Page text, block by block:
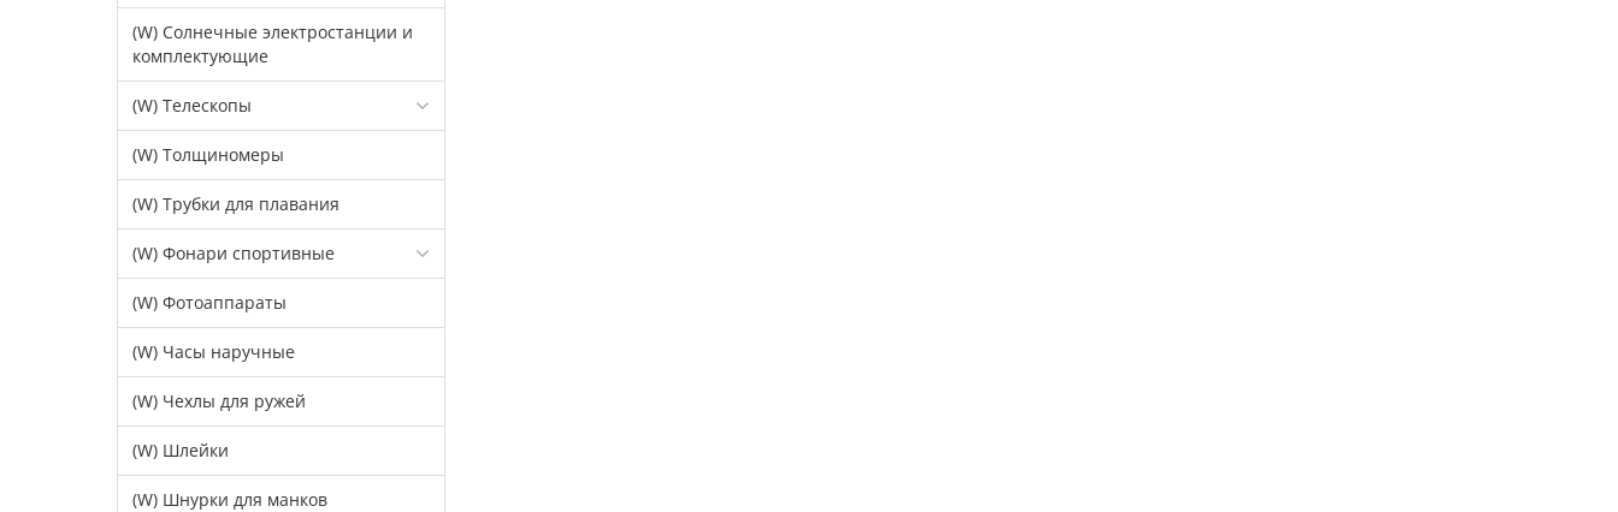
(W) Солнечные электростанции и
комплектующие
(W) Телескопы
(W) Толщиномеры
(W) Трубки для плавания
(W) Фонари спортивные
(W) Фотоаппараты
(W) Часы наручные
(W) Чехлы для ружей
(W) Шлейки
(W) Шнурки для манков